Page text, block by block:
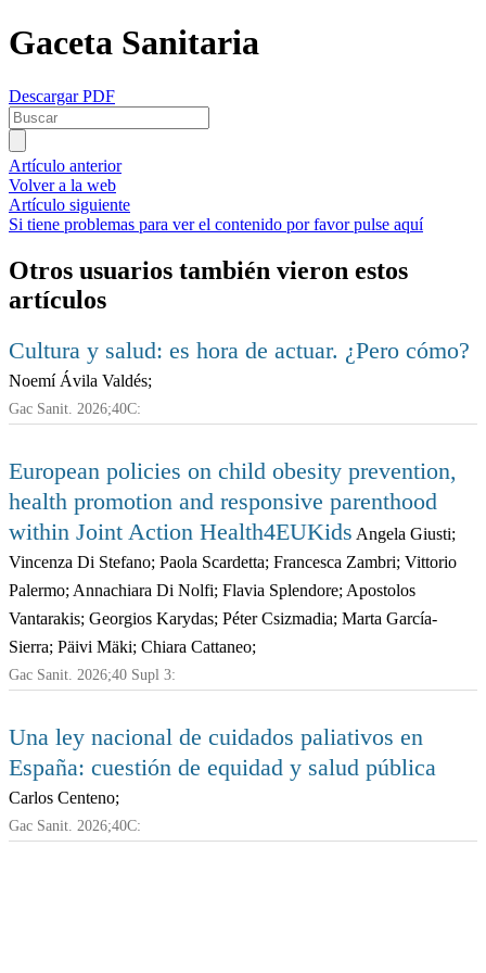
Gaceta Sanitaria
Descargar PDF
Artículo anterior
Volver a la web
Artículo siguiente
Si tiene problemas para ver el contenido por favor pulse aquí
Otros usuarios también vieron estos
artículos
Cultura y salud: es hora de actuar. ¿Pero cómo?
Noemí Ávila Valdés;
Gac Sanit. 2026;40C:
European policies on child obesity prevention,
health promotion and responsive parenthood
within Joint Action Health4EUKids Angela Giusti;
Vincenza Di Stefano; Paola Scardetta; Francesca Zambri; Vittorio
Palermo; Annachiara Di Nolfi; Flavia Splendore; Apostolos
Vantarakis; Georgios Karydas; Péter Csizmadia; Marta García-
Sierra; Päivi Mäki; Chiara Cattaneo;
Gac Sanit. 2026;40 Supl 3:
Una ley nacional de cuidados paliativos en
España: cuestión de equidad y salud pública
Carlos Centeno;
Gac Sanit. 2026;40C: